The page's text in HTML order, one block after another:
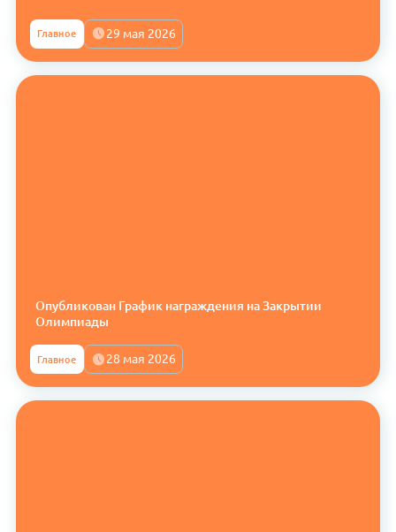
Главное 29 мая 2026
Опубликован График награждения на Закрытии
Олимпиады
Главное 28 мая 2026